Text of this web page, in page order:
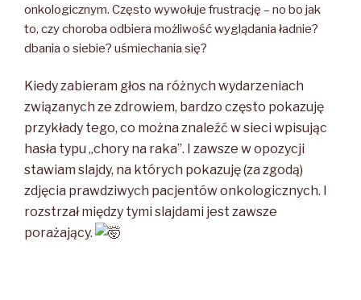
onkologicznym. Często wywołuje frustrację – no bo jak
to, czy choroba odbiera możliwość wyglądania ładnie?
dbania o siebie? uśmiechania się?
Kiedy zabieram głos na różnych wydarzeniach
związanych ze zdrowiem, bardzo często pokazuję
przykłady tego, co można znaleźć w sieci wpisując
hasła typu „chory na raka”. I zawsze w opozycji
stawiam slajdy, na których pokazuję (za zgodą)
zdjęcia prawdziwych pacjentów onkologicznych. I
rozstrzał między tymi slajdami jest zawsze
porażający.